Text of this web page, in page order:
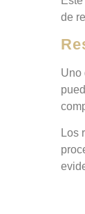
de
Uno
Los